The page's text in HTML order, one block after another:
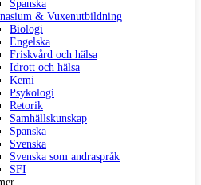
Spanska
& Vuxenutbildning
Biologi
Engelska
Friskvård och hälsa
Idrott och hälsa
Kemi
Psykologi
Retorik
Samhällskunskap
Spanska
Svenska
Svenska som andraspråk
SFI